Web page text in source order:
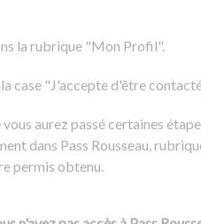
la rubrique "Mon Profil".
case "J'accepte d'être
vous aurez passé certaines
dans Pass Rousseau,
permis obtenu.